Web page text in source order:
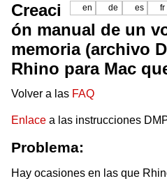
en de es fr
Creaci
ón manual de un
memoria (archivo
Rhino para Mac
Volver a las FAQ
Enlace a las instrucciones
Problema:
Hay ocasiones en las que